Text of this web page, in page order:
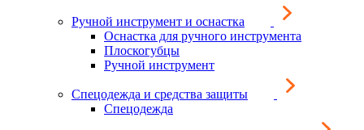
Ручной инструмент и оснастка
Оснастка для ручного инструмента
Плоскогубцы
Ручной инструмент
Спецодежда и средства защиты
Спецодежда